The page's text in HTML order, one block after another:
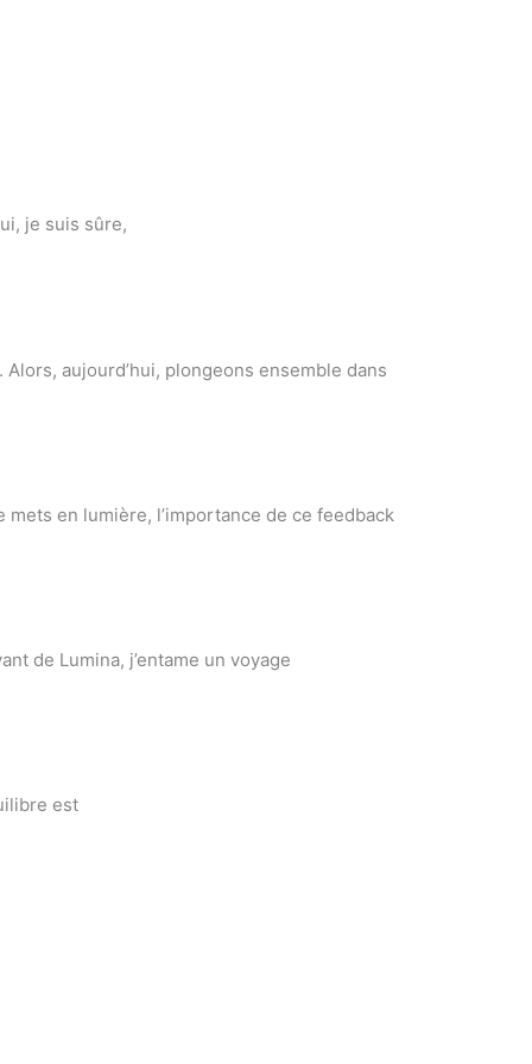
je suis sûre,
aujourd’hui, plongeons ensemble dans
en lumière, l’importance de ce feedback
de Lumina, j’entame un voyage
est